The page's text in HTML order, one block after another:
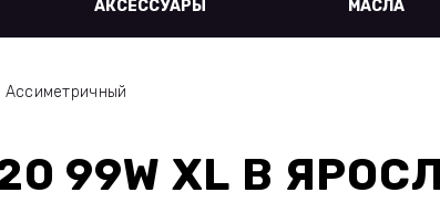
АКСЕССУАРЫ МАСЛА
99W XL В